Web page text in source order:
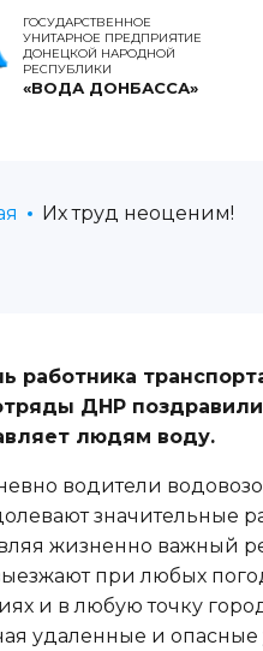
ГОСУДАРСТВЕННОЕ
УНИТАРНОЕ ПРЕДПРИЯТИЕ
ДОНЕЦКОЙ НАРОДНОЙ
РЕСПУБЛИКИ
«ВОДА ДОНБАССА»
Их труд неоценим!
работника
ДНР поздравили
людям воду.
водители
значительные
жизненно важный
при любых
и в любую точку
удаленные и опасные